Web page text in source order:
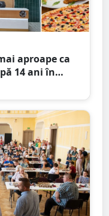
aproape ca
14 ani în
Shopping